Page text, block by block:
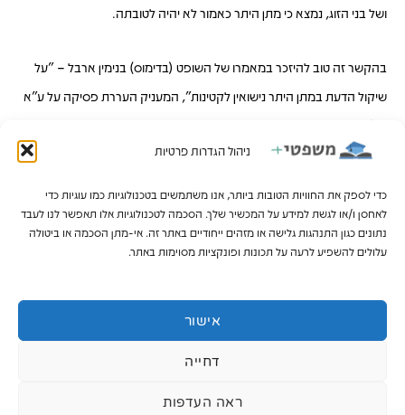
ניהול הגדרות פרטיות
כדי לספק את החוויות הטובות ביותר, אנו משתמשים בטכנולוגיות כמו עוגיות כדי
לאחסן ו/או לגשת למידע על המכשיר שלך. הסכמה לטכנולוגיות אלו תאפשר לנו לעבד
נתונים כגון התנהגות גלישה או מזהים ייחודיים באתר זה. אי-מתן הסכמה או ביטולה
עלולים להשפיע לרעה על תכונות ופונקציות מסוימות באתר.
אישור
דחייה
ראה העדפות
ושל בני הזוג, נמצא כי מתן היתר כאמור לא יהיה לטובתה.
בהקשר זה טוב להיזכר במאמרו של השופט (בדימוס) בנימין ארבל – "על
שיקול הדעת במתן היתר נישואין לקטינות", המעניק העררת פסיקה על ע"א
37/67
היתר נישואין לקטינות.
קישור למאמר המלא